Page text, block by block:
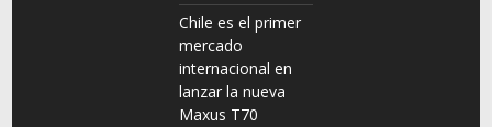
Chile es el primer
mercado
internacional en
lanzar la nueva
Maxus T70